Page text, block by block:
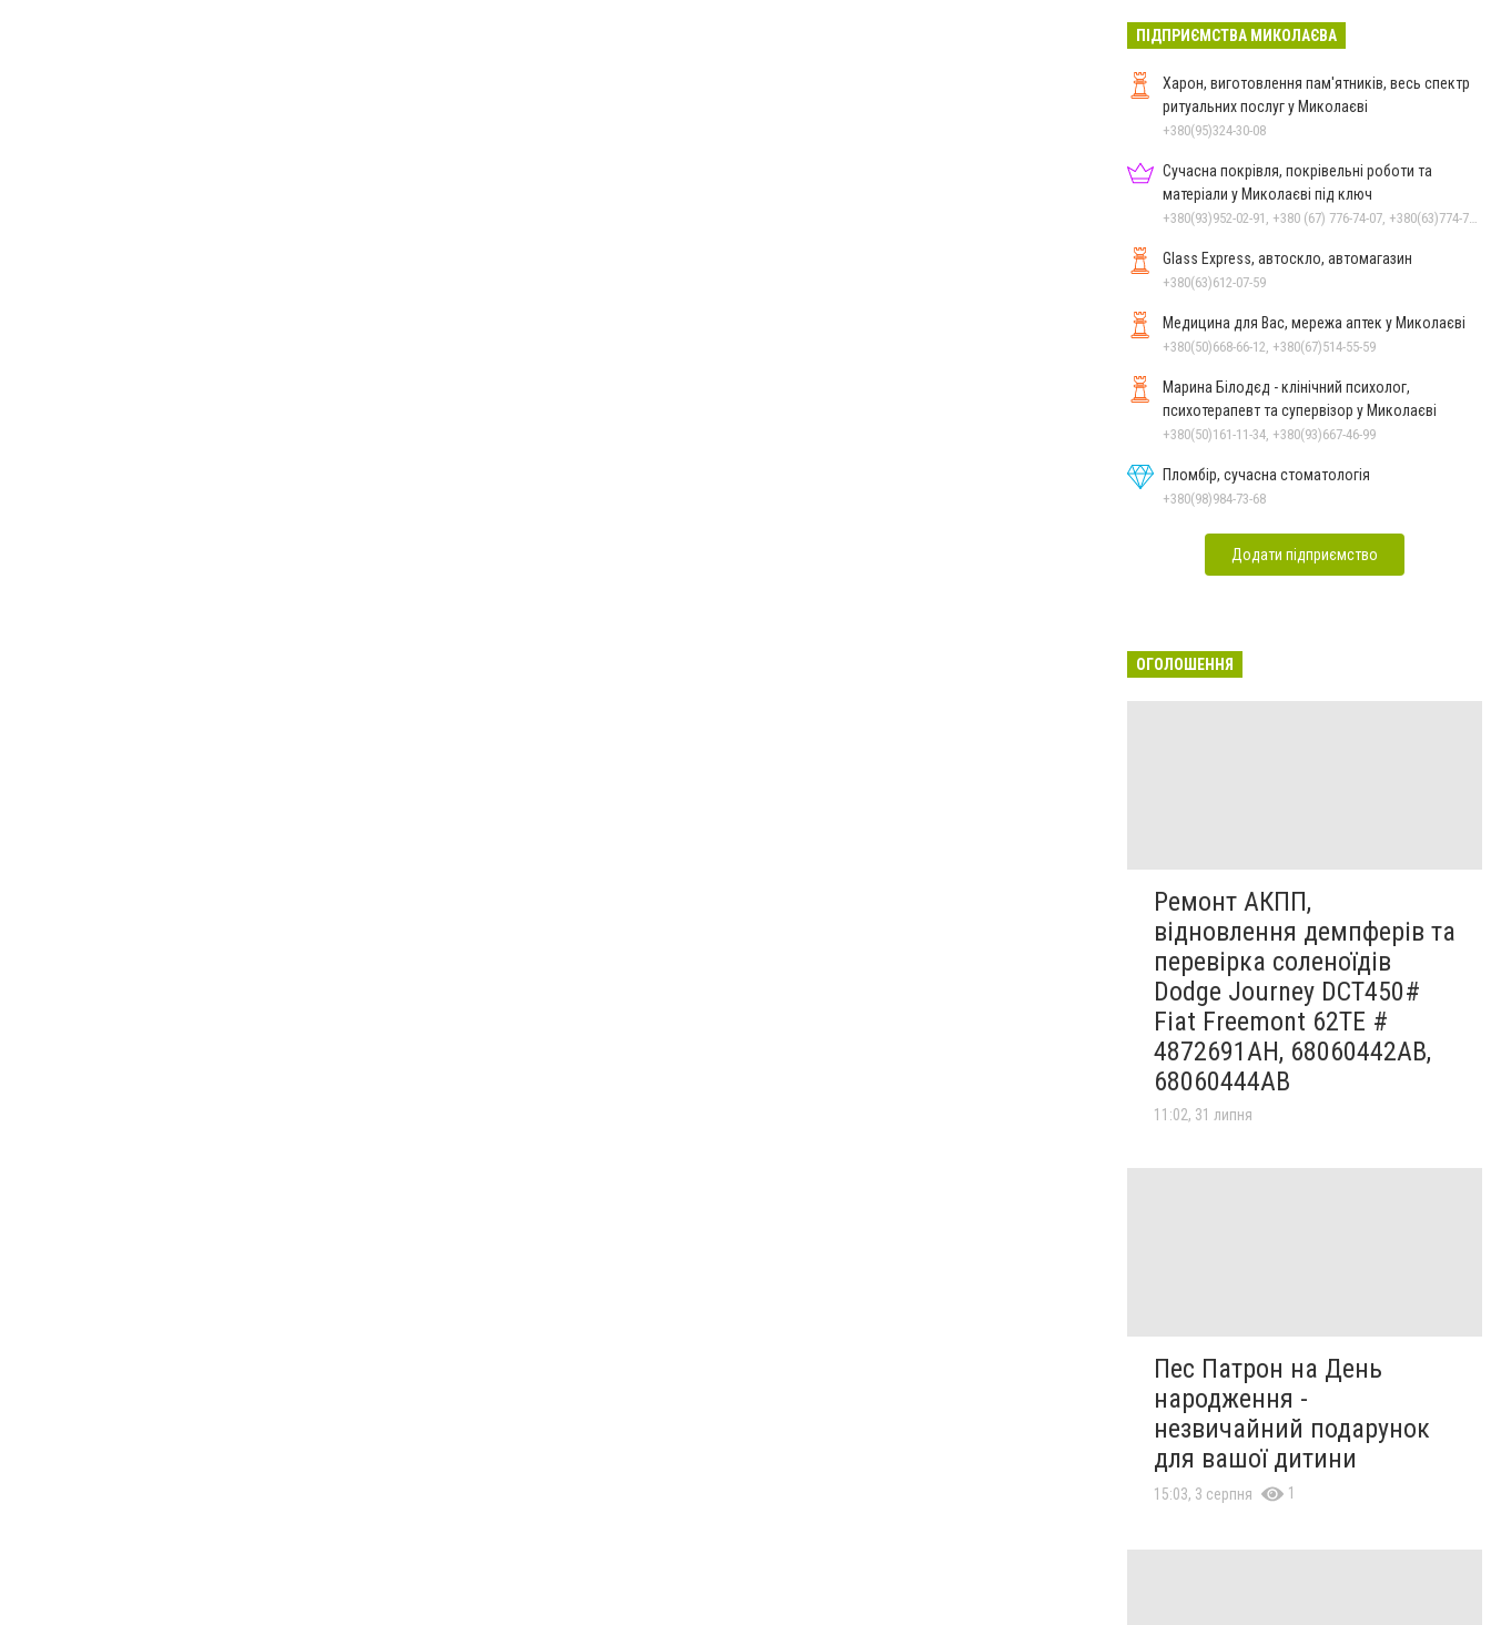
ПІДПРИЄМСТВА МИКОЛАЄВА
Харон, виготовлення пам'ятників, весь спектр
ритуальних послуг у Миколаєві
+380(95)324-30-08
Сучасна покрівля, покрівельні роботи та
матеріали у Миколаєві під ключ
Glass Express, автоскло, автомагазин
+380(63)612-07-59
Медицина для Вас, мережа аптек у Миколаєві
+380(50)668-66-12, +380(67)514-55-59
Марина Білодєд - клінічний психолог,
психотерапевт та супервізор у Миколаєві
+380(50)161-11-34, +380(93)667-46-99
Пломбір, сучасна стоматологія
+380(98)984-73-68
Додати підприємство
ОГОЛОШЕННЯ
Ремонт АКПП,
відновлення демпферів та
перевірка соленоїдів
Dodge Journey DCT450#
Fiat Freemont 62TE #
4872691AH, 68060442AB,
68060444AB
11:02, 31 липня
Пес Патрон на День
народження -
незвичайний подарунок
для вашої дитини
15:03, 3 серпня 1